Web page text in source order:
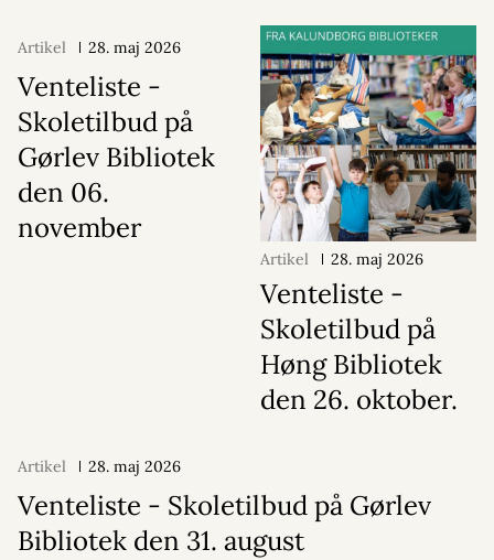
Artikel 28. maj 2026
Venteliste -
Skoletilbud på
Gørlev Bibliotek
den 06.
november
Artikel 28. maj 2026
Venteliste -
Skoletilbud på
Høng Bibliotek
den 26. oktober.
Artikel 28. maj 2026
Venteliste - Skoletilbud på Gørlev
Bibliotek den 31. august